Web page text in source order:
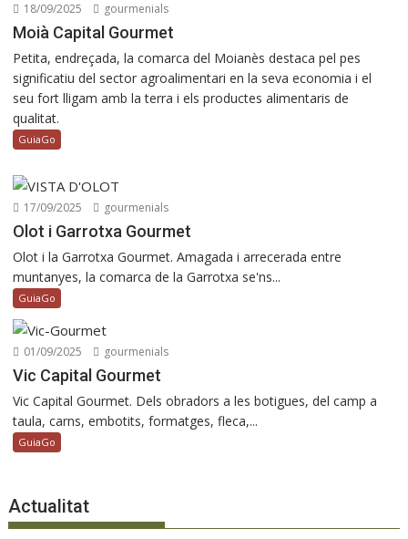
18/09/2025 gourmenials
Moià Capital Gourmet
Petita, endreçada, la comarca del Moianès destaca pel pes
significatiu del sector agroalimentari en la seva economia i el
seu fort lligam amb la terra i els productes alimentaris de
qualitat.
GuiaGo
17/09/2025 gourmenials
Olot i Garrotxa Gourmet
Olot i la Garrotxa Gourmet. Amagada i arrecerada entre
muntanyes, la comarca de la Garrotxa se'ns...
GuiaGo
01/09/2025 gourmenials
Vic Capital Gourmet
Vic Capital Gourmet. Dels obradors a les botigues, del camp a
taula, carns, embotits, formatges, fleca,...
GuiaGo
Actualitat